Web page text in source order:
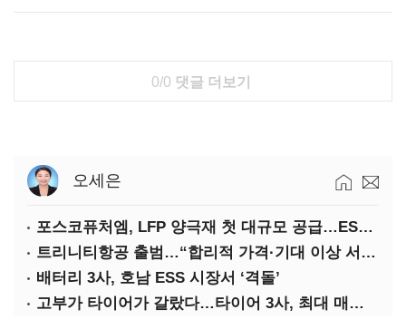
0/0 댓글 더보기
오세은
포스코퓨처엠, LFP 양극재 첫 대규모 공급…ESS 시장 공략
트리니티항공 출범…“합리적 가격·기대 이상 서비스로 승부”
배터리 3사, 호남 ESS 시장서 ‘격돌’
고부가 타이어가 갈랐다…타이어 3사, 최대 매출에도 영업익 희비